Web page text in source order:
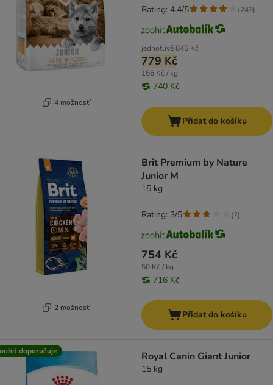
4 možností
jednotlivě845 Kč
779 Kč
156 Kč / kg
740 Kč
Rating: 4.4/5 (243)
Přidat do košíku
2 možností
Brit Premium by Nature
Junior M
15 kg
754 Kč
50 Kč / kg
716 Kč
Rating: 3/5 (7)
Přidat do košíku
doporučuje Royal Canin Giant Junior
15 kg